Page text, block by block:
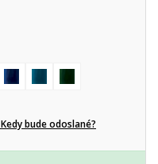
Kedy bude odoslané?